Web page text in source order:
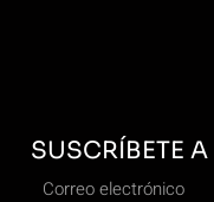
SUSCRÍBETE